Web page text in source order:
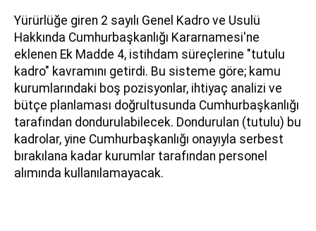
Yürürlüğe giren 2 sayılı Genel Kadro ve Usulü
Hakkında Cumhurbaşkanlığı Kararnamesi'ne
eklenen Ek Madde 4, istihdam süreçlerine "tutulu
kadro" kavramını getirdi. Bu sisteme göre; kamu
kurumlarındaki boş pozisyonlar, ihtiyaç analizi ve
bütçe planlaması doğrultusunda Cumhurbaşkanlığı
tarafından dondurulabilecek. Dondurulan (tutulu) bu
kadrolar, yine Cumhurbaşkanlığı onayıyla serbest
bırakılana kadar kurumlar tarafından personel
alımında kullanılamayacak.